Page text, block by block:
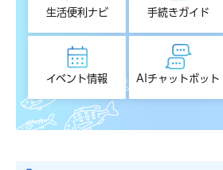
生活便利ナビ 手続きガイド
イベント情報 AIチャットボット